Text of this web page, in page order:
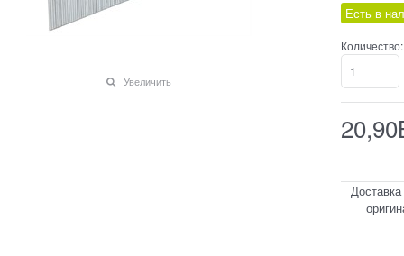
Увеличить
Есть в
Количество:
20,90